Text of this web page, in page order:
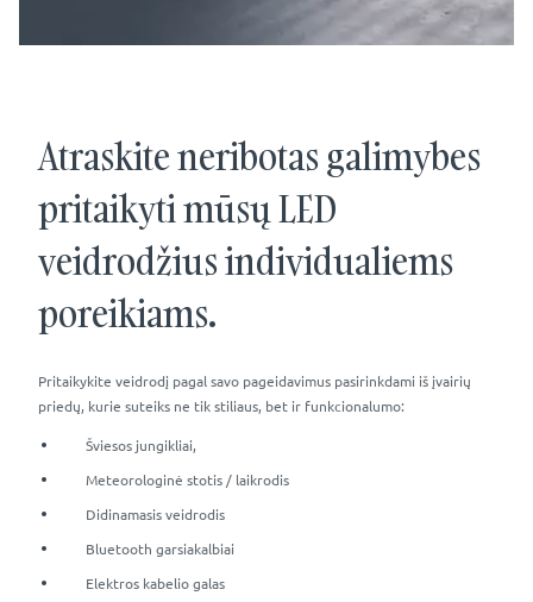
Atraskite neribotas galimybes
pritaikyti mūsų LED
veidrodžius individualiems
poreikiams.
Pritaikykite veidrodį pagal savo pageidavimus pasirinkdami iš įvairių
priedų, kurie suteiks ne tik stiliaus, bet ir funkcionalumo:
Šviesos jungikliai,
Meteorologinė stotis / laikrodis
Didinamasis veidrodis
Bluetooth garsiakalbiai
Elektros kabelio galas